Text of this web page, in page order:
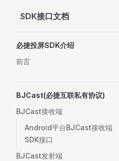
Skip to content
SDK接口文档
必捷投屏SDK介绍
前言
BJCast(必捷互联私有协议)
BJCast接收端
Android平台BJCast接收端
SDK接口
BJCast发射端